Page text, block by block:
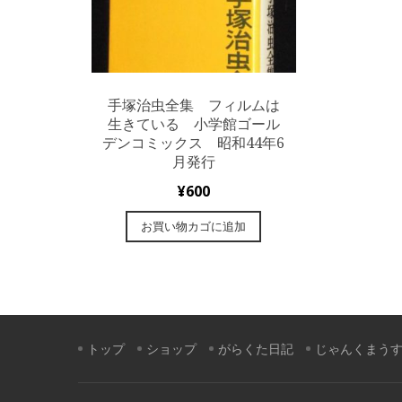
手塚治虫全集 フィルムは
生きている 小学館ゴール
デンコミックス 昭和44年6
月発行
¥600
お買い物カゴに追加
トップ ショップ がらくた日記 じゃんくまう